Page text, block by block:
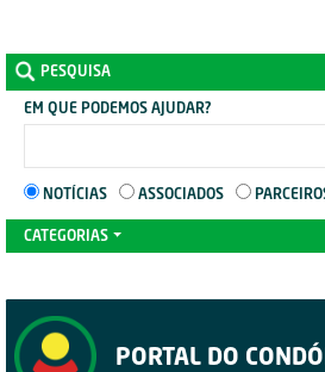
PESQUISA
EM QUE PODEMOS AJUDAR?
NOTÍCIAS ASSOCIADOS
CATEGORIAS
PORTAL DO